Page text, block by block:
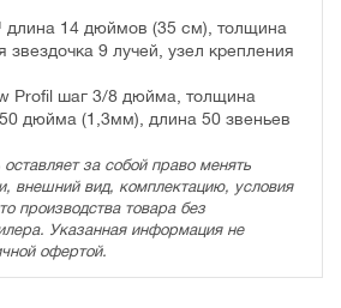
14 дюймов (35 см), толщина
9 лучей, узел крепления
Profil шаг 3/8 дюйма, толщина
дюйма (1,3мм), длина 50 звеньев
за собой право менять
внешний вид, комплектацию, условия
производства товара без
Указанная информация не
офертой.